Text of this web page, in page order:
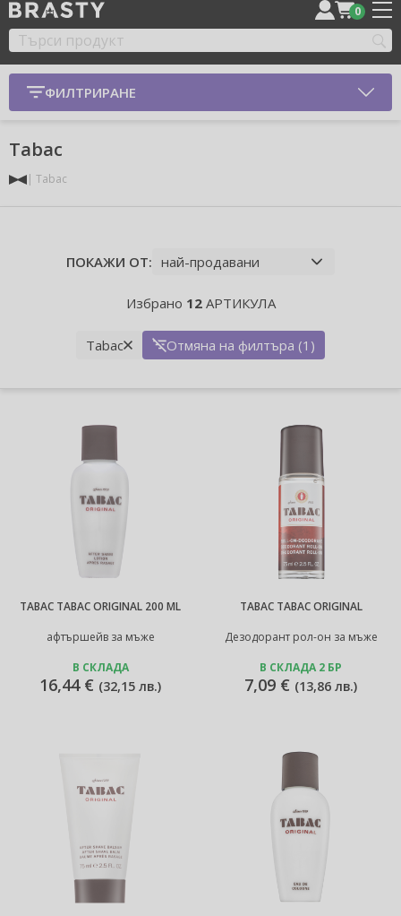
0
ФИЛТРИРАНЕ
Tabac
Tabac
ПОКАЖИ ОТ:
Избрано 12АРТИКУЛА
Tabac Отмяна на филтъра (1)
TABAC TABAC ORIGINAL 200 ML
афтършейв за мъже
В СКЛАДА
16,44 € (32,15 лв.)
TABAC TABAC ORIGINAL
Дезодорант рол-он за мъже
В СКЛАДА 2 БР
7,09 € (13,86 лв.)